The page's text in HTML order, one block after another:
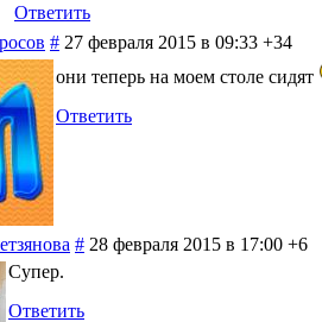
Ответить
# 27 февраля 2015 в 09:33 +34
они теперь на моем столе сидят
Ответить
# 28 февраля 2015 в 17:00 +6
Супер.
Ответить